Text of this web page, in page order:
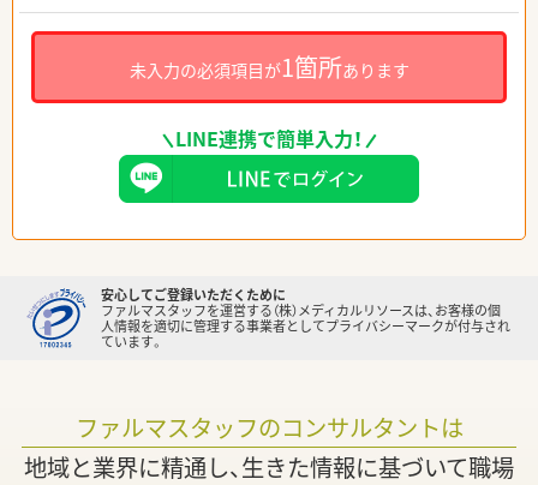
未入力の必須項目が1箇所あります
LINE連携で簡単入力！
安心してご登録いただくために
ファルマスタッフを運営する（株）メディカルリソースは、お客様の個
人情報を適切に管理する事業者としてプライバシーマークが付与され
ています。
ファルマスタッフのコンサルタントは
地域と業界に精通し、生きた情報に基づいて職場